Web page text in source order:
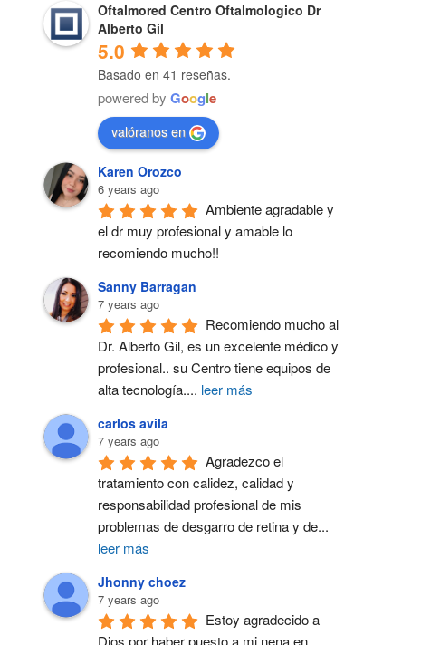
Oftalmored Centro Oftalmologico Dr
Alberto Gil
5.0
Basado en 41 reseñas.
powered by Google
valóranos en
Karen Orozco
6 years ago
Ambiente agradable y
el dr muy profesional y amable lo
recomiendo mucho!!
Sanny Barragan
7 years ago
Recomiendo mucho al
Dr. Alberto Gil, es un excelente médico y
profesional.. su Centro tiene equipos de
alta tecnología.... leer más
carlos avila
7 years ago
Agradezco el
tratamiento con calidez, calidad y
responsabilidad profesional de mis
problemas de desgarro de retina y de...
leer más
Jhonny choez
7 years ago
Estoy agradecido a
Dios por haber puesto a mi nena en